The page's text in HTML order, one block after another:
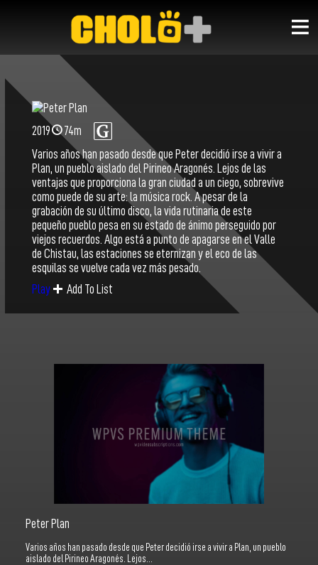
2019
74m
Varios años han pasado desde que Peter decidió irse a vivir a
Plan, un pueblo aislado del Pirineo Aragonés. Lejos de las
ventajas que proporciona la gran ciudad a un ciego, sobrevive
como puede de su arte: la música rock. A pesar de la
grabación de su último disco, la vida rutinaria de este
pequeño pueblo pesa en su estado de ánimo perseguido por
viejos recuerdos. Algo está a punto de apagarse en el Valle
de Chistau, las estaciones se eternizan y el eco de las
esquilas se vuelve cada vez más pesado.
Play
Add To List
Peter Plan
Varios años han pasado desde que Peter decidió irse a vivir a Plan, un pueblo
aislado del Pirineo Aragonés. Lejos…